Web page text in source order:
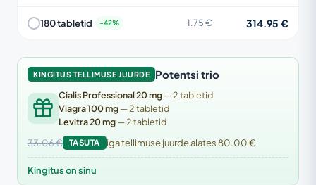
180 tabletid 1.75 € 314.95 €
KINGITUS TELLIMUSE JUURDE Potentsi trio
Cialis Professional 20 mg— 2 tabletid
Viagra 100 mg— 2 tabletid
Levitra 20 mg— 2 tabletid
33.06 € TASUTA iga tellimuse juurde alates 80.00 €
Kingitus on sinu